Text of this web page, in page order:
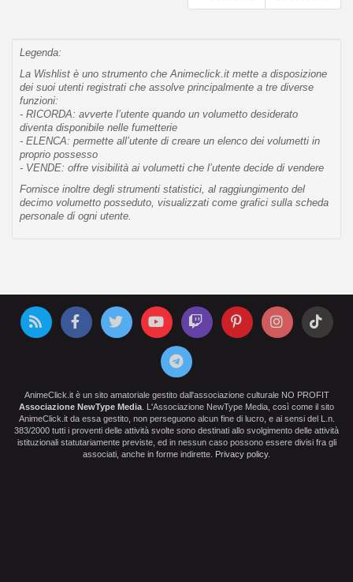
Legenda:
La Wishlist è uno strumento che Animeclick.it mette a disposizione
dei suoi utenti registrati che assolve principalmente a tre diverse
funzioni:
- RICORDA: avverte l’utente quando un volumetto desiderato
diventa disponibile nelle fumetterie
- ELENCA: permette all’utente di creare un elenco dei volumetti in
proprio possesso
- VENDE: offre visibilità ai volumetti che l’utente decide di vendere
Fornisce inoltre degli strumenti statistici, al raggiungimento del
decimo volumetto posseduto, visualizzati come grafici sulla scheda
personale di ogni utente.
AnimeClick.it è un sito amatoriale gestito dall'associazione culturale NO PROFIT
Associazione NewType Media . L'Associazione NewType Media, così come il sito
AnimeClick.it da essa gestito, non perseguono alcun fine di lucro, e ai sensi del L.n.
383/2000 tutti i proventi delle attività svolte sono destinati allo svolgimento delle attività
istituzionali statutariamente previste, ed in nessun caso possono essere divisi fra gli
associati, anche in forme indirette. Privacy policy.